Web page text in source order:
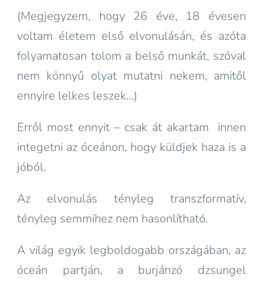
(Megjegyzem, hogy 26 éve, 18 évesen
voltam életem első elvonulásán, és azóta
folyamatosan tolom a belső munkát, szóval
nem könnyű olyat mutatni nekem, amitől
ennyire lelkes leszek…)
Erről most ennyit – csak át akartam innen
integetni az óceánon, hogy küldjek haza is a
jóból.
Az elvonulás tényleg transzformatív,
tényleg semmihez nem hasonlítható.
A világ egyik legboldogabb országában, az
óceán partján, a burjánzó dzsungel